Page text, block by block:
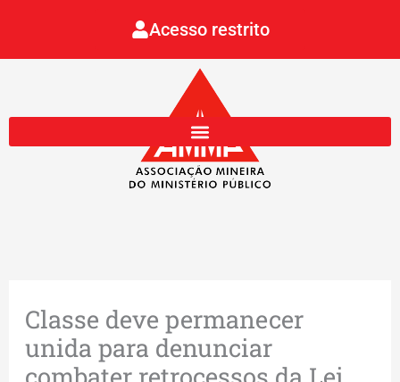
Acesso restrito
Classe deve permanecer
unida para denunciar